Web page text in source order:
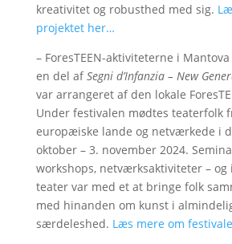
kreativitet og robusthed med sig.
projektet her…
– ForesTEEN-aktiviteterne i
en del afSegni d’Infanzia – New
var arrangeret af den lokale
Under festivalen mødtes teaterfolk
europæiske lande og netværkede i
oktober – 3. november 2024.
workshops, netværksaktiviteter – og
teater var med et at bringe folk
med hinanden om kunst i
særdeleshed. Læs mere om